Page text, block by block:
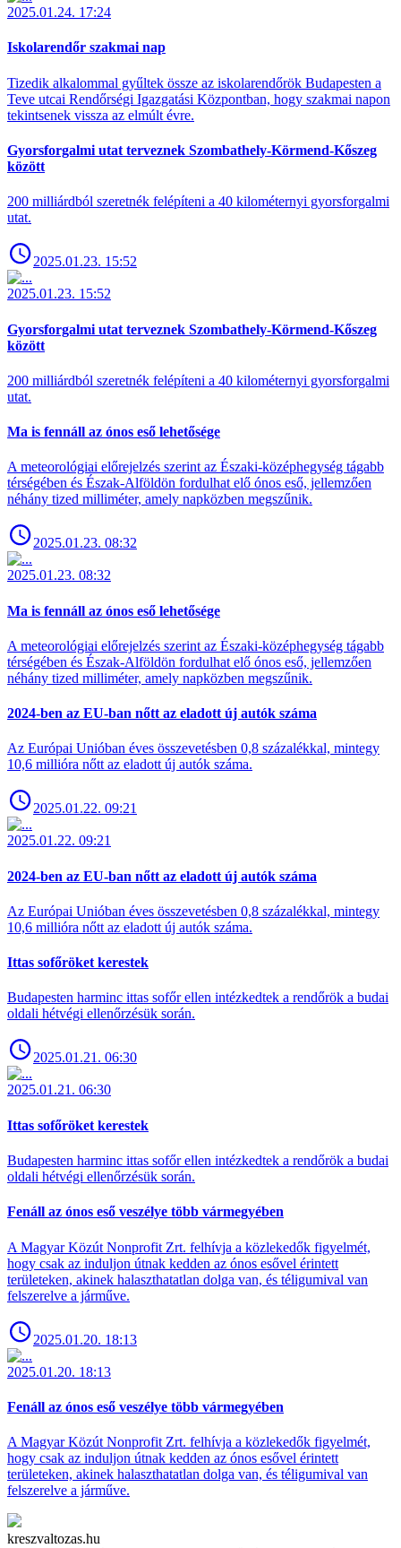
2025.01.24. 17:24
Iskolarendőr szakmai nap
Tizedik alkalommal gyűltek össze az iskolarendőrök Budapesten a
Teve utcai Rendőrségi Igazgatási Központban, hogy szakmai napon
tekintsenek vissza az elmúlt évre.
Gyorsforgalmi utat terveznek Szombathely-Körmend-Kőszeg
között
200 milliárdból szeretnék felépíteni a 40 kilométernyi gyorsforgalmi
utat.
2025.01.23. 15:52
2025.01.23. 15:52
Gyorsforgalmi utat terveznek Szombathely-Körmend-Kőszeg
között
200 milliárdból szeretnék felépíteni a 40 kilométernyi gyorsforgalmi
utat.
Ma is fennáll az ónos eső lehetősége
A meteorológiai előrejelzés szerint az Északi-középhegység tágabb
térségében és Észak-Alföldön fordulhat elő ónos eső, jellemzően
néhány tized milliméter, amely napközben megszűnik.
2025.01.23. 08:32
2025.01.23. 08:32
Ma is fennáll az ónos eső lehetősége
A meteorológiai előrejelzés szerint az Északi-középhegység tágabb
térségében és Észak-Alföldön fordulhat elő ónos eső, jellemzően
néhány tized milliméter, amely napközben megszűnik.
2024-ben az EU-ban nőtt az eladott új autók száma
Az Európai Unióban éves összevetésben 0,8 százalékkal, mintegy
10,6 millióra nőtt az eladott új autók száma.
2025.01.22. 09:21
2025.01.22. 09:21
2024-ben az EU-ban nőtt az eladott új autók száma
Az Európai Unióban éves összevetésben 0,8 százalékkal, mintegy
10,6 millióra nőtt az eladott új autók száma.
Ittas sofőröket kerestek
Budapesten harminc ittas sofőr ellen intézkedtek a rendőrök a budai
oldali hétvégi ellenőrzésük során.
2025.01.21. 06:30
2025.01.21. 06:30
Ittas sofőröket kerestek
Budapesten harminc ittas sofőr ellen intézkedtek a rendőrök a budai
oldali hétvégi ellenőrzésük során.
Fenáll az ónos eső veszélye több vármegyében
A Magyar Közút Nonprofit Zrt. felhívja a közlekedők figyelmét,
hogy csak az induljon útnak kedden az ónos esővel érintett
területeken, akinek halaszthatatlan dolga van, és téligumival van
felszerelve a járműve.
2025.01.20. 18:13
2025.01.20. 18:13
Fenáll az ónos eső veszélye több vármegyében
A Magyar Közút Nonprofit Zrt. felhívja a közlekedők figyelmét,
hogy csak az induljon útnak kedden az ónos esővel érintett
területeken, akinek halaszthatatlan dolga van, és téligumival van
felszerelve a járműve.
kreszvaltozas.hu